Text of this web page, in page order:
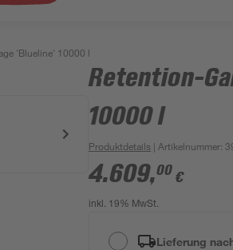
'Blueline' 10000 l
Retention-
10000 l
Produktdetails | Artikelnummer:
4.609,00 €
inkl. 19% MwSt.
Lieferung